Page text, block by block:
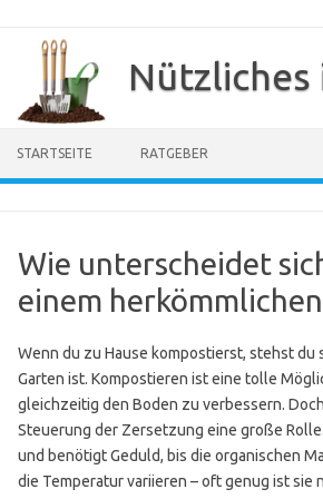
springen
Nützliches
STARTSEITE RATGEBER
Wie unterscheidet
einem
Wenn du zu Hause kompostierst, stehst
Garten ist. Kompostieren ist eine tolle
gleichzeitig den Boden zu verbessern.
Steuerung der Zersetzung eine große
und benötigt Geduld, bis die organischen
die Temperatur variieren – oft genug ist sie